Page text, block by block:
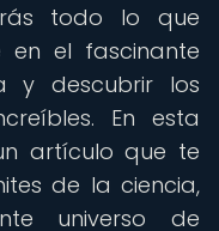
todo lo que
en el fascinante
y descubrir los
En esta
artículo que te
de la ciencia,
universo de